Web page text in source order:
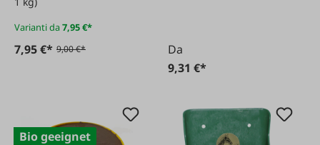
Varianti da7,95 €*
7,95 €* 9,00 €*
Da
9,31 €*
Bio geeignet